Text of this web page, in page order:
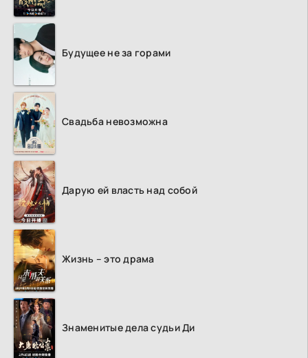
Будущее не за горами
Свадьба невозможна
Дарую ей власть над собой
Жизнь – это драма
Знаменитые дела судьи Ди